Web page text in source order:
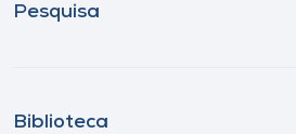
Pesquisa
Biblioteca